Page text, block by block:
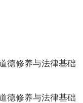
修养与法律基础
修养与法律基础